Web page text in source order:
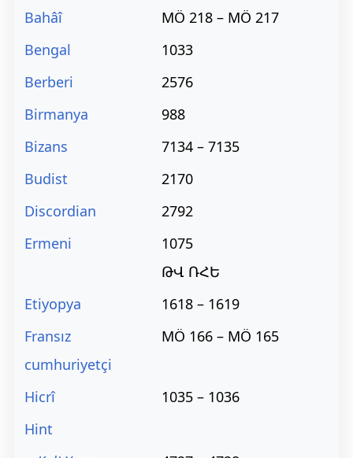
Bahâî
MÖ 218 – MÖ 217
Bengal
1033
Berberi
2576
Birmanya
988
Bizans
7134 – 7135
Budist
2170
Discordian
2792
Ermeni
1075
ԹՎ ՌՀԵ
Etiyopya
1618 – 1619
Fransız
cumhuriyetçi
MÖ 166 – MÖ 165
Hicrî
1035 – 1036
Hint